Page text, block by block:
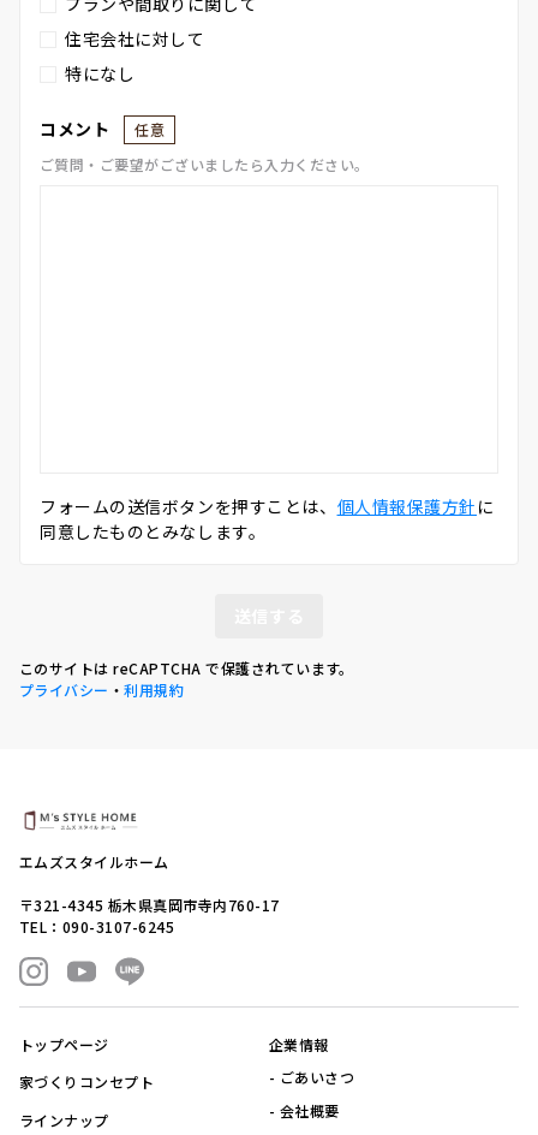
住宅会社に対して
特になし
コメント
任意
ご質問・ご要望がございましたら入力ください。
フォームの送信ボタンを押すことは、 個人情報保護方針 に
同意したものとみなします。
このサイトは reCAPTCHA で保護されています。
プライバシー ・利用規約
エムズスタイルホーム
〒321-4345 栃木県真岡市寺内760-17
TEL：090-3107-6245
トップページ
家づくりコンセプト
ラインナップ
企業情報
ごあいさつ
会社概要